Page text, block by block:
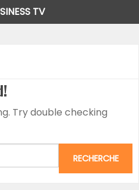
Try double checking